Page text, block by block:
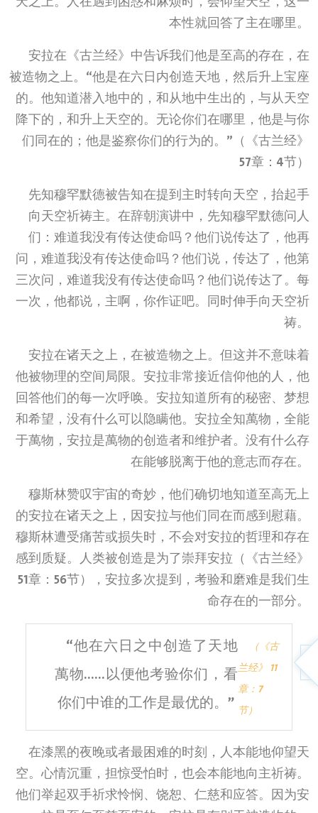
本性就回答了主在哪里。
安拉在《古兰经》中告诉我们他是至高的存在，在
被造物之上。 “他是在六日内创造天地，然后升上宝座
的。他知道潜入地中的，和从地中生出的，与从天空
降下的，和升上天空的。无论你们在哪里，他是与你
们同在的；他是鉴察你们的行为的。 ” （《古兰经》
57章： 4节）
先知穆罕默德被告知在提到主时转向天空，抬起手
向天空祈祷主。在辞朝演讲中，先知穆罕默德问人
们：难道我没有传达使命吗？他们说传达了，他再
问，难道我没有传达使命吗？他们说，传达了，他第
三次问，难道我没有传达使命吗？他们说传达了。每
一次，他都说，主啊，你作证吧。同时伸手向天空祈
祷。
安拉在诸天之上，在被造物之上。但这并不意味着
他被物理的空间局限。安拉非常接近信仰他的人，他
回答他们的每一次呼唤。安拉知道所有的秘密、梦想
和希望，没有什么可以隐瞒他。安拉全知萬物，全能
于萬物，安拉是萬物的创造者和维护者。没有什么存
在能够脱离于他的意志而存在。
穆斯林赞叹宇宙的奇妙，他们确切地知道至高无上
的安拉在诸天之上，因安拉与他们同在而感到慰藉。
穆斯林遭受痛苦或损失时，不会对安拉的哲理和存在
感到质疑。人类被创造是为了崇拜安拉（《古兰经》
51章： 56节），安拉多次提到，考验和磨难是我们生
命存在的一部分。
“他在六日之中创造了天地
萬物……以便他考验你们，看
你们中谁的工作是最优的。”
（《古
兰经》 11
章：7
节）
在漆黑的夜晚或者最困难的时刻，人本能地仰望天
空。心情沉重，担惊受怕时，也会本能地向主祈祷。
他们举起双手祈求怜悯、饶恕、仁慈和应答。因为安